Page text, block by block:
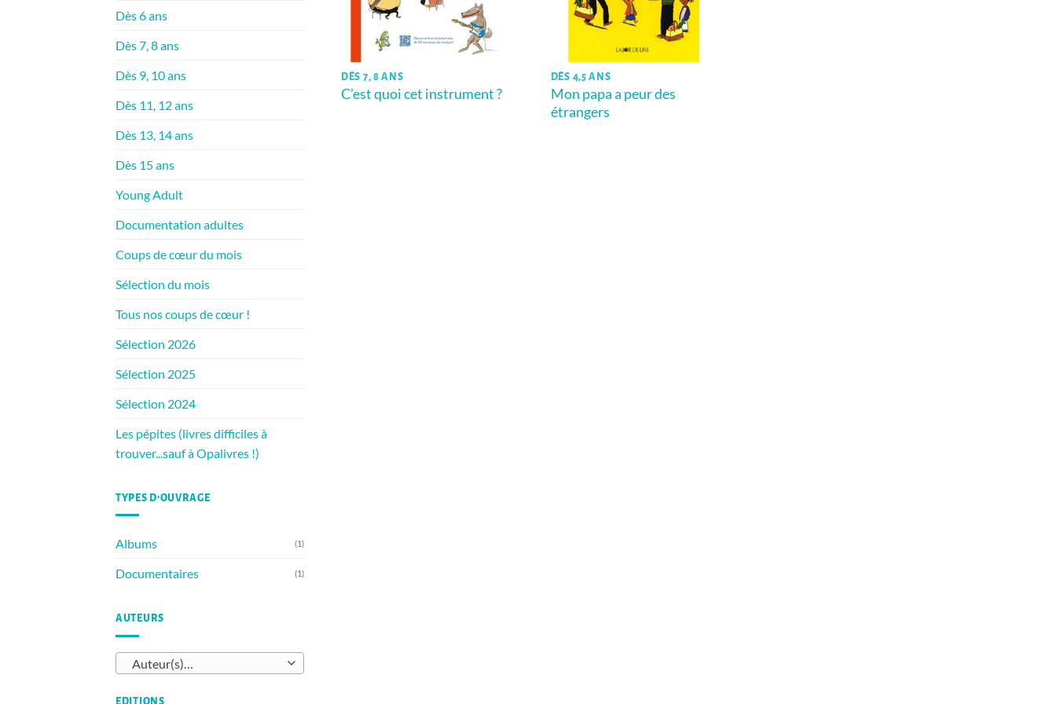
Dès 6 ans
Dès 7, 8 ans
Dès 9, 10 ans
Dès 11, 12 ans
Dès 13, 14 ans
Dès 15 ans
Young Adult
Documentation adultes
Coups de cœur du mois
Sélection du mois
Tous nos coups de cœur !
Sélection 2026
Sélection 2025
Sélection 2024
Les pépites (livres difficiles à
trouver...sauf à Opalivres !)
TYPES D’OUVRAGE
Albums (1)
Documentaires (1)
AUTEURS
Auteur(s)…
EDITIONS
DÈS 7, 8 ANS
C’est quoi cet instrument ?
DÈS 4,5 ANS
Mon papa a peur des
étrangers